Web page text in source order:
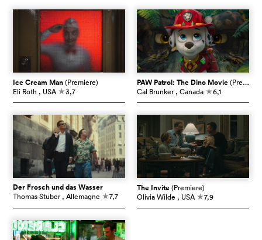
Ice Cream Man(Premiere)
Eli Roth , USA c3,7
PAW Patrol: The Dino Movie(Premiere)
Cal Brunker , Canada c6,1
Der Frosch und das Wasser
Thomas Stuber , Allemagne c7,7
The Invite(Premiere)
Olivia Wilde , USA c7,9